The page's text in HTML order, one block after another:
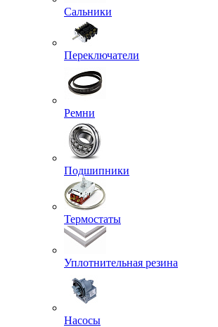
Сальники
Переключатели
Ремни
Подшипники
Термостаты
Уплотнительная резина
Насосы